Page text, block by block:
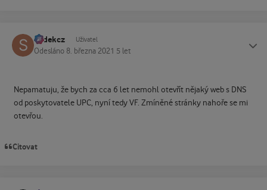
sodekcz Uživatel
Odesláno 8. března 2021 5 let
Nepamatuju, že bych za cca 6 let nemohl otevřít nějaký web s DNS
od poskytovatele UPC, nyní tedy VF. Zmíněné stránky nahoře se mi
otevřou.
Citovat